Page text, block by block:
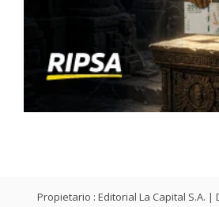
Propietario : Editorial La Capital S.A. |